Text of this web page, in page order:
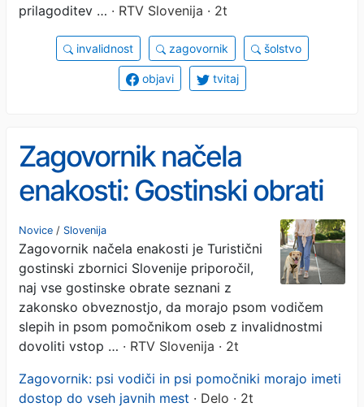
prilagoditev … · RTV Slovenija · 2t
invalidnost zagovornik šolstvo
objavi tvitaj
Zagovornik načela
enakosti: Gostinski obrati
morajo omogočiti vstop
psom vodičem in psom
pomočnikom
Novice / Slovenija
Zagovornik načela enakosti je Turistični
gostinski zbornici Slovenije priporočil,
naj vse gostinske obrate seznani z
zakonsko obveznostjo, da morajo psom vodičem
slepih in psom pomočnikom oseb z invalidnostmi
dovoliti vstop … · RTV Slovenija · 2t
Zagovornik: psi vodiči in psi pomočniki morajo imeti
dostop do vseh javnih mest · Delo · 2t